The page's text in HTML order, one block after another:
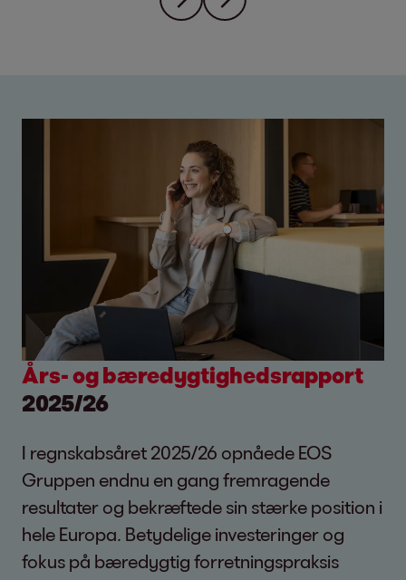
Års- og bæredygtighedsrapport
2025/26
I regnskabsåret 2025/26 opnåede EOS
Gruppen endnu en gang fremragende
resultater og bekræftede sin stærke position i
hele Europa. Betydelige investeringer og
fokus på bæredygtig forretningspraksis